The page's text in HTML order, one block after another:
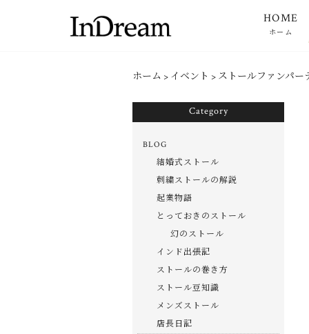
HOME
ホーム
ホーム > イベント > ストールファンパー
Category
BLOG
結婚式ストール
刺繍ストールの解説
起業物語
とっておきのストール
幻のストール
インド出張記
ストールの巻き方
ストール豆知識
メンズストール
店長日記